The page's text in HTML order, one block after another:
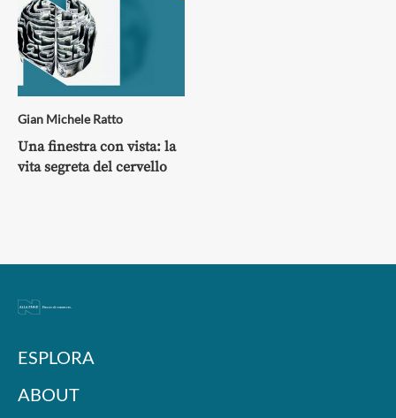
Gian Michele Ratto
Una finestra con vista: la
vita segreta del cervello
ESPLORA
ABOUT